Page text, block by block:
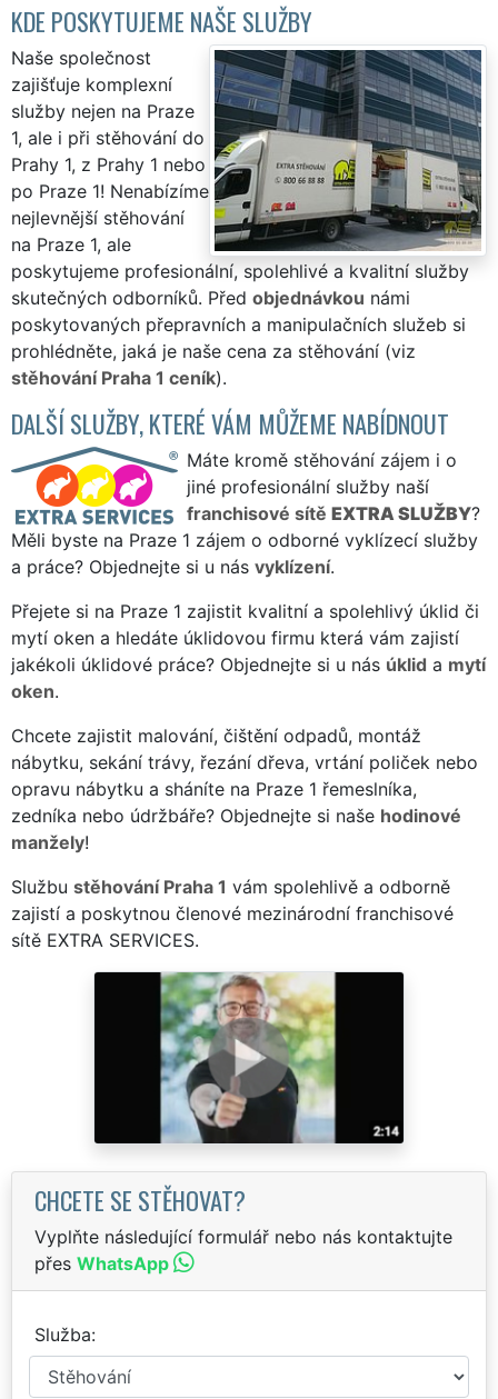
KDE POSKYTUJEME NAŠE SLUŽBY
Naše společnost
zajišťuje komplexní
služby nejen na Praze
1, ale i při stěhování do
Prahy 1, z Prahy 1 nebo
po Praze 1! Nenabízíme
nejlevnější stěhování
na Praze 1, ale
poskytujeme profesionální, spolehlivé a kvalitní služby
skutečných odborníků. Před objednávkou námi
poskytovaných přepravních a manipulačních služeb si
prohlédněte, jaká je naše cena za stěhování (viz
stěhování Praha 1 ceník).
DALŠÍ SLUŽBY, KTERÉ VÁM MŮŽEME NABÍDNOUT
Máte kromě stěhování zájem i o
jiné profesionální služby naší
franchisové sítě EXTRA SLUŽBY?
Měli byste na Praze 1 zájem o odborné vyklízecí služby
a práce? Objednejte si u nás vyklízení.
Přejete si na Praze 1 zajistit kvalitní a spolehlivý úklid či
mytí oken a hledáte úklidovou firmu která vám zajistí
jakékoli úklidové práce? Objednejte si u nás úklid a mytí
oken.
Chcete zajistit malování, čištění odpadů, montáž
nábytku, sekání trávy, řezání dřeva, vrtání poliček nebo
opravu nábytku a sháníte na Praze 1 řemeslníka,
zedníka nebo údržbáře? Objednejte si naše hodinové
manžely!
Službu stěhování Praha 1 vám spolehlivě a odborně
zajistí a poskytnou členové mezinárodní franchisové
sítě EXTRA SERVICES.
CHCETE SE STĚHOVAT?
Vyplňte následující formulář nebo nás kontaktujte
přes WhatsApp
Služba